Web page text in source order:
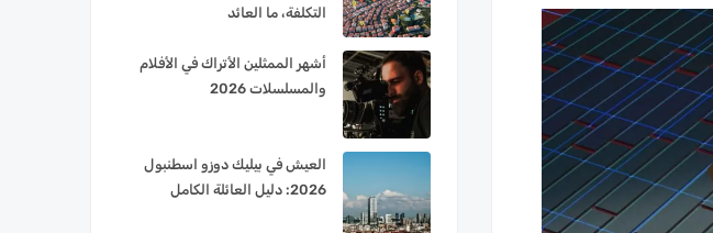
التكلفة، ما العائد
أشهر الممثلين الأتراك في الأفلام
والمسلسلات 2026
العيش في بيليك دوزو اسطنبول
2026: دليل العائلة الكامل